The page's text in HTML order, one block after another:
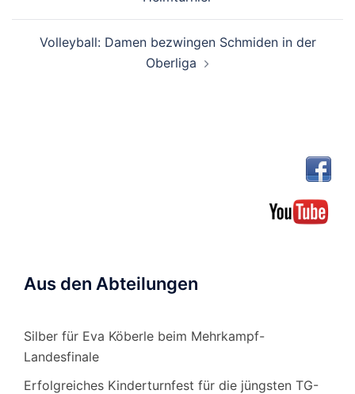
Volleyball: Damen bezwingen Schmiden in der
Oberliga
Aus den Abteilungen
Silber für Eva Köberle beim Mehrkampf-
Landesfinale
Erfolgreiches Kinderturnfest für die jüngsten TG-